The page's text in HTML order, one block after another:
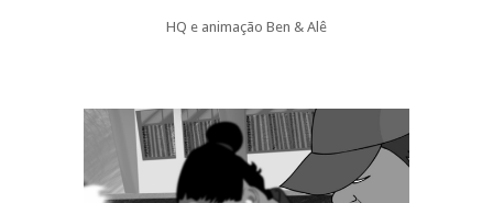
HQ e animação Ben & Alê